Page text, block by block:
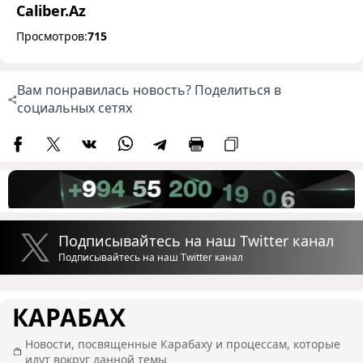
Caliber.Az
Просмотров:715
Вам понравилась новость? Поделиться в
социальных сетях
Подписывайтесь на наш Twitter канал
Подписывайтесь на наш Twitter канал
КАРАБАХ
Новости, посвященные Карабаху и процессам, которые
идут вокруг данной темы